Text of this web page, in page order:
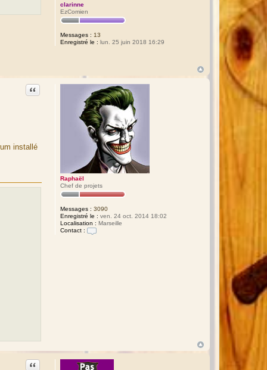
clarinne
EzComien
Messages : 13
Enregistré le : lun. 25 juin 2018 16:29
Raphaël
Chef de projets
Messages : 3090
Enregistré le : ven. 24 oct. 2014 18:02
Localisation : Marseille
Contact :
Citation
installé
Citation